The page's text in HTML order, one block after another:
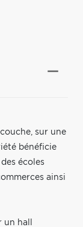
sur une
bénéficie
écoles
ainsi
hall